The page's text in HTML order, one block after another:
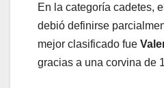
En la categoría cadetes,
debió definirse
mejor clasificado fue
gracias a una corvina de